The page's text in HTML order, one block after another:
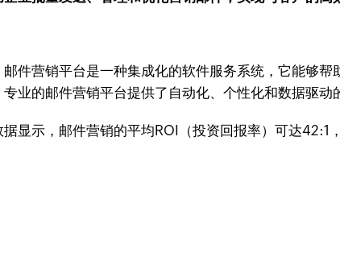
件营销平台是一种集成化的软件服务系统，它能够
业的邮件营销平台提供了自动化、个性化和数据驱动
显示，邮件营销的平均ROI（投资回报率）可达42:1